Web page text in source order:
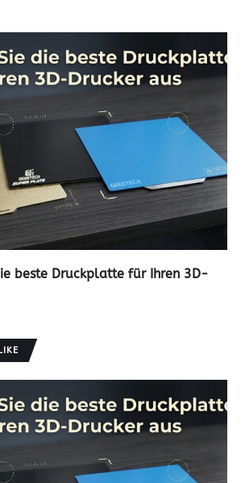
beste Druckplatte für Ihren 3D-